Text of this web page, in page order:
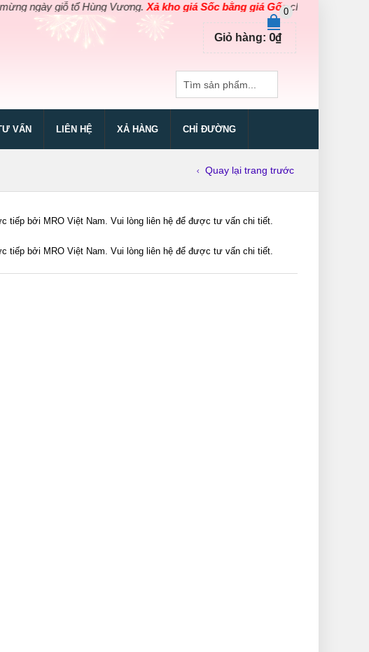
ngày giỗ tổ Hùng Vương.Xả kho giá Sốc bằng giá Gốccho các sản phẩm
0
Giỏ hàng: 0₫
VẤN LIÊN HỆ XẢ HÀNG CHỈ ĐƯỜNG
Quay lại trang trước
tiếp bởi MRO Việt Nam. Vui lòng liên hệ để được tư vấn chi tiết.
tiếp bởi MRO Việt Nam. Vui lòng liên hệ để được tư vấn chi tiết.